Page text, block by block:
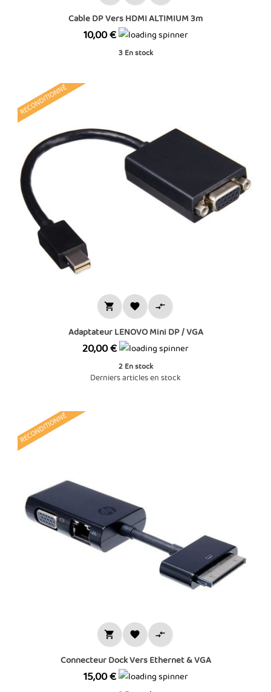
Cable DP Vers HDMI ALTIMIUM 3m
Prix
10,00 €
3 En stock
RECONDITIONNÉ
  
Adaptateur LENOVO Mini DP / VGA
Prix
20,00 €
2 En stock
Derniers articles en stock
RECONDITIONNÉ
  
Connecteur Dock Vers Ethernet & VGA
Prix
15,00 €